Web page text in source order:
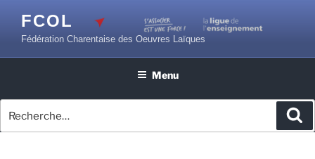
contenu
principal
FCOL
Fédération Charentaise des Oeuvres Laïques
Menu